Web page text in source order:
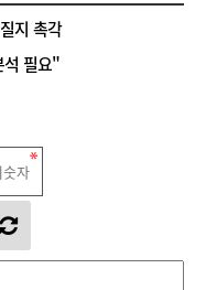
지 촉각
석 필요"